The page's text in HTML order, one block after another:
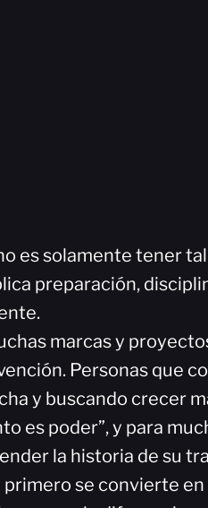
es solamente tener
preparación,
marcas y
Personas que
y buscando crecer
es poder”, y para
la historia de su
se convierte